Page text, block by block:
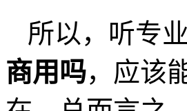
所以，听专
商用吗，应该